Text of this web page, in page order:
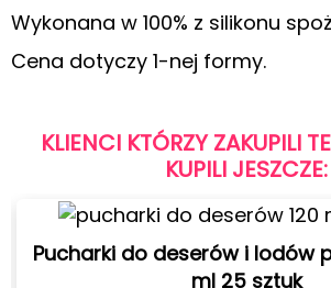
Wykonana w 100% z silikonu
Cena dotyczy 1-nej formy.
KLIENCI KTÓRZY ZAKUPILI
KUPILI JESZCZE:
Pucharki do deserów i lodów
ml 25 sztuk